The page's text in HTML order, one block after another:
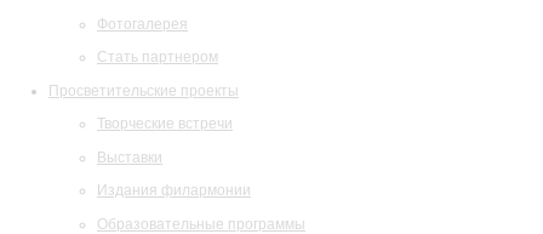
Фотогалерея
Стать партнером
Просветительские проекты
Творческие встречи
Выставки
Издания филармонии
Образовательные программы